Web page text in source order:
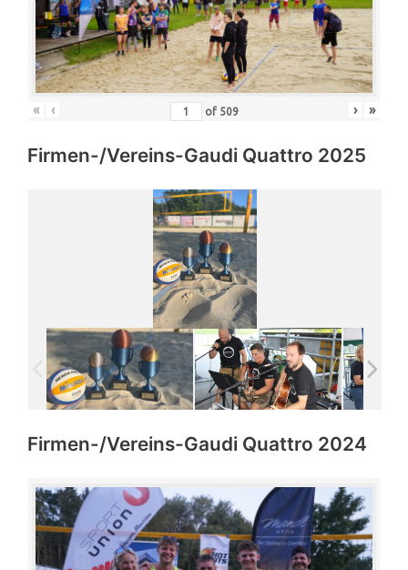
« ‹ of 509 › »
Firmen-/Vereins-Gaudi Quattro 2025
Firmen-/Vereins-Gaudi Quattro 2024